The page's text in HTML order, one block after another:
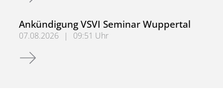
Ankündigung VSVI Seminar Wuppertal
07.08.2026 |
09:51 Uhr
Ankündigung VSVI Seminar Wuppertal